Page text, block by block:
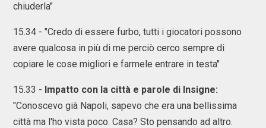
chiuderla"
15.34 - "Credo di essere furbo, tutti i giocatori possono
avere qualcosa in più di me perciò cerco sempre di
copiare le cose migliori e farmele entrare in testa"
15.33 - Impatto con la città e parole di Insigne:
"Conoscevo già Napoli, sapevo che era una bellissima
città ma l'ho vista poco. Casa? Sto pensando ad altro.